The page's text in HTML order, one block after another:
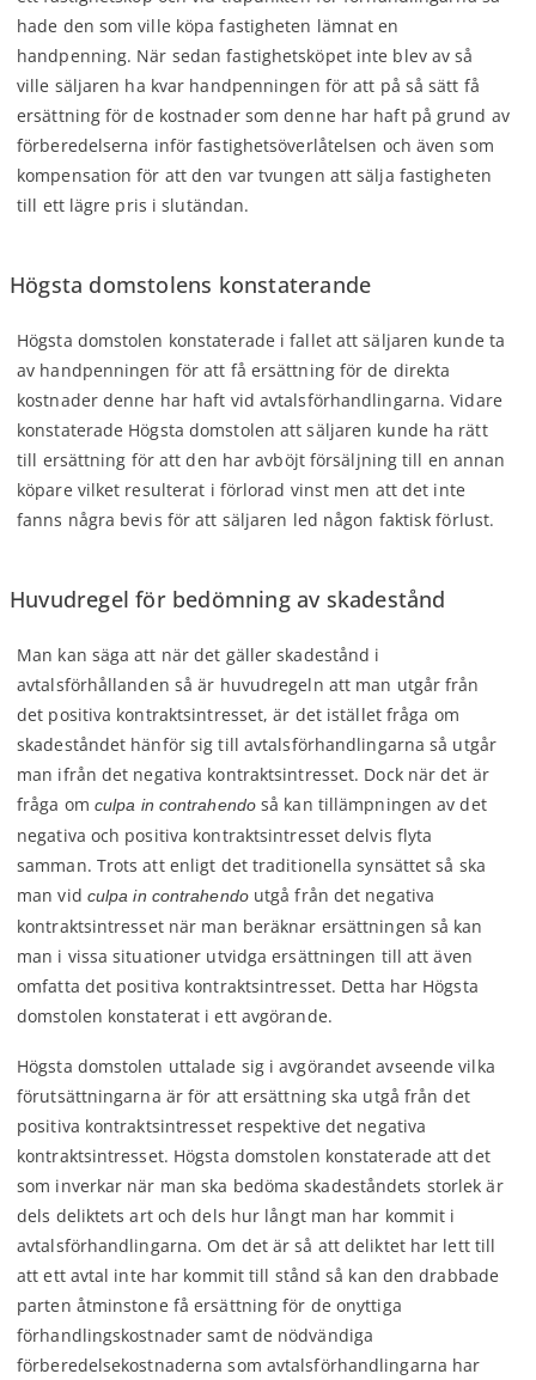
hade den som ville köpa fastigheten lämnat en
handpenning. När sedan fastighetsköpet inte blev av så
ville säljaren ha kvar handpenningen för att på så sätt få
ersättning för de kostnader som denne har haft på grund av
förberedelserna inför fastighetsöverlåtelsen och även som
kompensation för att den var tvungen att sälja fastigheten
till ett lägre pris i slutändan.
Högsta domstolens konstaterande
Högsta domstolen konstaterade i fallet att säljaren kunde ta
av handpenningen för att få ersättning för de direkta
kostnader denne har haft vid avtalsförhandlingarna. Vidare
konstaterade Högsta domstolen att säljaren kunde ha rätt
till ersättning för att den har avböjt försäljning till en annan
köpare vilket resulterat i förlorad vinst men att det inte
fanns några bevis för att säljaren led någon faktisk förlust.
Huvudregel för bedömning av skadestånd
Man kan säga att när det gäller skadestånd i
avtalsförhållanden så är huvudregeln att man utgår från
det positiva kontraktsintresset, är det istället fråga om
skadeståndet hänför sig till avtalsförhandlingarna så utgår
man ifrån det negativa kontraktsintresset. Dock när det är
fråga om culpa in contrahendoså kan tillämpningen av det
negativa och positiva kontraktsintresset delvis flyta
samman. Trots att enligt det traditionella synsättet så ska
man vid culpa in contrahendoutgå från det negativa
kontraktsintresset när man beräknar ersättningen så kan
man i vissa situationer utvidga ersättningen till att även
omfatta det positiva kontraktsintresset. Detta har Högsta
domstolen konstaterat i ett avgörande.
Högsta domstolen uttalade sig i avgörandet avseende vilka
förutsättningarna är för att ersättning ska utgå från det
positiva kontraktsintresset respektive det negativa
kontraktsintresset. Högsta domstolen konstaterade att det
som inverkar när man ska bedöma skadeståndets storlek är
dels deliktets art och dels hur långt man har kommit i
avtalsförhandlingarna. Om det är så att deliktet har lett till
att ett avtal inte har kommit till stånd så kan den drabbade
parten åtminstone få ersättning för de onyttiga
förhandlingskostnader samt de nödvändiga
förberedelsekostnaderna som avtalsförhandlingarna har